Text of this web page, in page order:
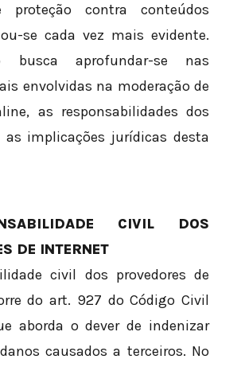
proteção contra conteúdos
se cada vez mais evidente.
busca aprofundar-se nas
envolvidas na moderação de
as responsabilidades dos
as implicações jurídicas desta
CIVIL DOS
DE INTERNET
civil dos provedores de
do art. 927 do Código Civil
aborda o dever de indenizar
causados a terceiros. No